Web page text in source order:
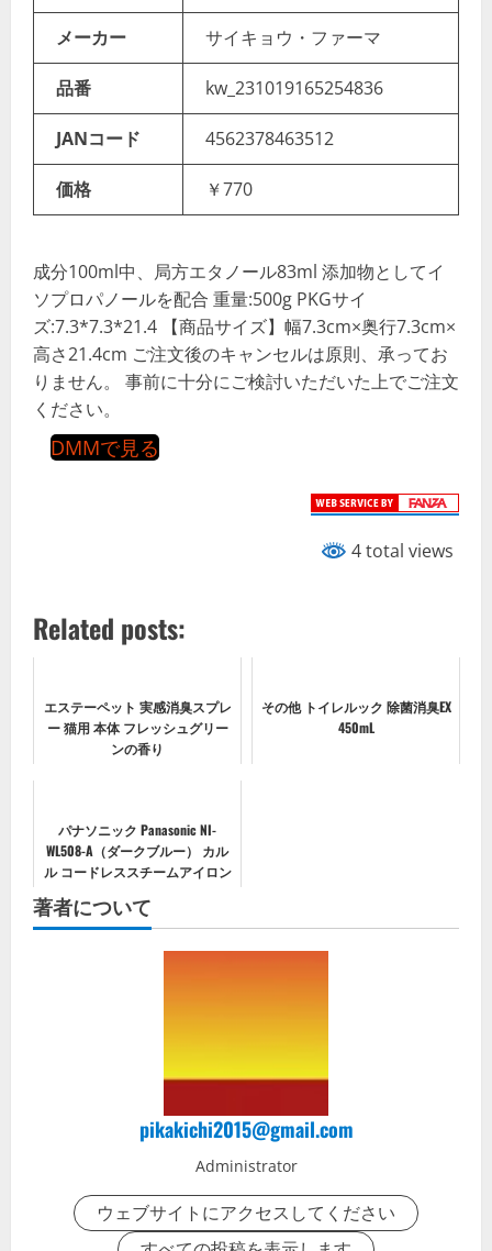
メーカー サイキョウ・ファーマ
品番 kw_231019165254836
JANコード 4562378463512
価格 ￥770
成分100ml中、局方エタノール83ml 添加物としてイ
ソプロパノールを配合 重量:500g PKGサイ
ズ:7.3*7.3*21.4 【商品サイズ】幅7.3cm×奥行7.3cm×
高さ21.4cm ご注文後のキャンセルは原則、承ってお
りません。 事前に十分にご検討いただいた上でご注文
ください。
DMMで見る
4 total views
Related posts:
エステーペット 実感消臭スプレ
ー 猫用 本体 フレッシュグリー
ンの香り
その他 トイレルック 除菌消臭EX
450mL
パナソニック Panasonic NI-
WL508-A（ダークブルー） カル
ル コードレススチームアイロン
著者について
pikakichi2015@gmail.com
Administrator
ウェブサイトにアクセスしてください